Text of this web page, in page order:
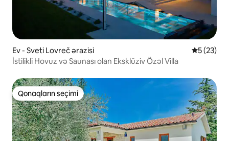
Ev - Sveti Lovreč ərazisi Ortalama
5 (23)
İstilikli Hovuz və Saunası olan Eksklüziv Özəl Villa
Qonaqların seçimi
Qonaqların seçimi